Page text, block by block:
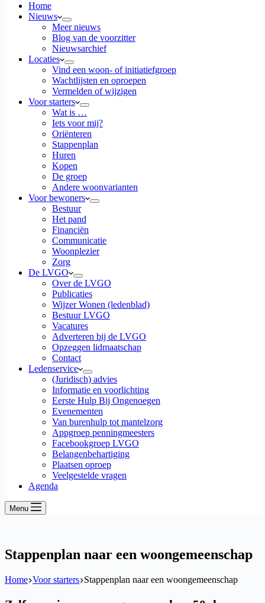
Home
Nieuws
Meer nieuws
Blog van de voorzitter
Nieuwsarchief
Locaties
Vind een woon- of initiatiefgroep
Wachtlijsten en oproepen
Vermelden of wijzigen
Voor starters
Wat is …
Iets voor mij?
Oriënteren
Stappenplan
Huren
Kopen
De groep
Andere woonvarianten
Voor bewoners
Bestuur
Het pand
Financiën
Communicatie
Woonplezier
Zorg
De LVGO
Over de LVGO
Publicaties
Wijzer Wonen (ledenblad)
Bestuur LVGO
Vacatures
Adverteren bij de LVGO
Opzeggen lidmaatschap
Contact
Ledenservice
(Juridisch) advies
Informatie en voorlichting
Eerste Hulp Bij Ongenoegen
Evenementen
Van burenhulp tot mantelzorg
Appgroep penningmeesters
Facebookgroep LVGO
Belangenbehartiging
Plaatsen oproep
Veelgestelde vragen
Agenda
Menu
Stappenplan naar een woongemeenschap
Home Voor starters Stappenplan naar een woongemeenschap